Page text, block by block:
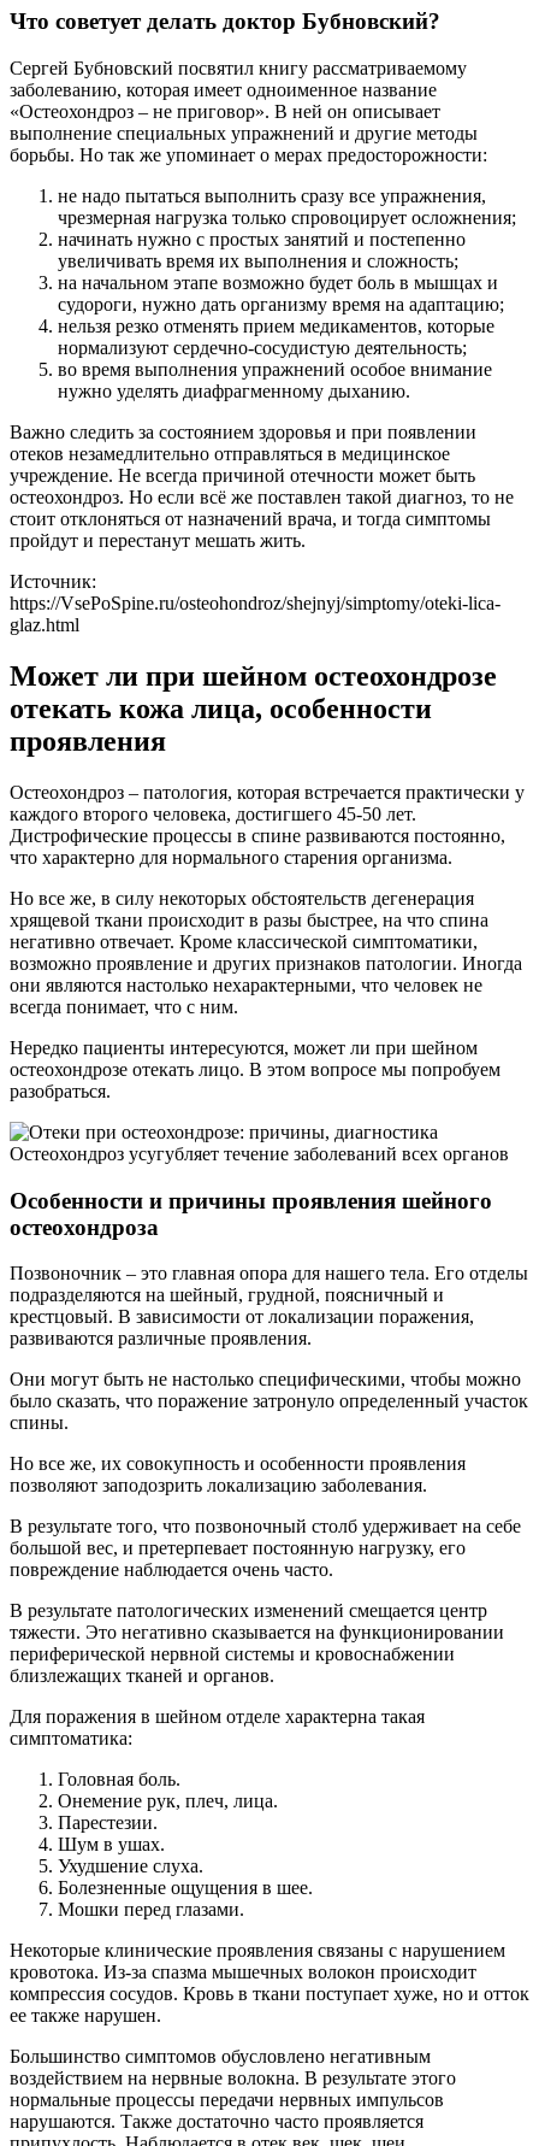
Что советует делать доктор Бубновский?
Сергей Бубновский посвятил книгу рассматриваемому
заболеванию, которая имеет одноименное название
«Остеохондроз – не приговор». В ней он описывает
выполнение специальных упражнений и другие методы
борьбы. Но так же упоминает о мерах предосторожности:
не надо пытаться выполнить сразу все упражнения,
чрезмерная нагрузка только спровоцирует осложнения;
начинать нужно с простых занятий и постепенно
увеличивать время их выполнения и сложность;
на начальном этапе возможно будет боль в мышцах и
судороги, нужно дать организму время на адаптацию;
нельзя резко отменять прием медикаментов, которые
нормализуют сердечно-сосудистую деятельность;
во время выполнения упражнений особое внимание
нужно уделять диафрагменному дыханию.
Важно следить за состоянием здоровья и при появлении
отеков незамедлительно отправляться в медицинское
учреждение. Не всегда причиной отечности может быть
остеохондроз. Но если всё же поставлен такой диагноз, то не
стоит отклоняться от назначений врача, и тогда симптомы
пройдут и перестанут мешать жить.
Источник:
https://VsePoSpine.ru/osteohondroz/shejnyj/simptomy/oteki-lica-
glaz.html
Может ли при шейном остеохондрозе
отекать кожа лица, особенности
проявления
Остеохондроз – патология, которая встречается практически у
каждого второго человека, достигшего 45-50 лет.
Дистрофические процессы в спине развиваются постоянно,
что характерно для нормального старения организма.
Но все же, в силу некоторых обстоятельств дегенерация
хрящевой ткани происходит в разы быстрее, на что спина
негативно отвечает. Кроме классической симптоматики,
возможно проявление и других признаков патологии. Иногда
они являются настолько нехарактерными, что человек не
всегда понимает, что с ним.
Нередко пациенты интересуются, может ли при шейном
остеохондрозе отекать лицо. В этом вопросе мы попробуем
разобраться.
Остеохондроз усугубляет течение заболеваний всех органов
Особенности и причины проявления шейного
остеохондроза
Позвоночник – это главная опора для нашего тела. Его отделы
подразделяются на шейный, грудной, поясничный и
крестцовый. В зависимости от локализации поражения,
развиваются различные проявления.
Они могут быть не настолько специфическими, чтобы можно
было сказать, что поражение затронуло определенный участок
спины.
Но все же, их совокупность и особенности проявления
позволяют заподозрить локализацию заболевания.
В результате того, что позвоночный столб удерживает на себе
большой вес, и претерпевает постоянную нагрузку, его
повреждение наблюдается очень часто.
В результате патологических изменений смещается центр
тяжести. Это негативно сказывается на функционировании
периферической нервной системы и кровоснабжении
близлежащих тканей и органов.
Для поражения в шейном отделе характерна такая
симптоматика:
Головная боль.
Онемение рук, плеч, лица.
Парестезии.
Шум в ушах.
Ухудшение слуха.
Болезненные ощущения в шее.
Мошки перед глазами.
Некоторые клинические проявления связаны с нарушением
кровотока. Из-за спазма мышечных волокон происходит
компрессия сосудов. Кровь в ткани поступает хуже, но и отток
ее также нарушен.
Большинство симптомов обусловлено негативным
воздействием на нервные волокна. В результате этого
нормальные процессы передачи нервных импульсов
нарушаются. Также достаточно часто проявляется